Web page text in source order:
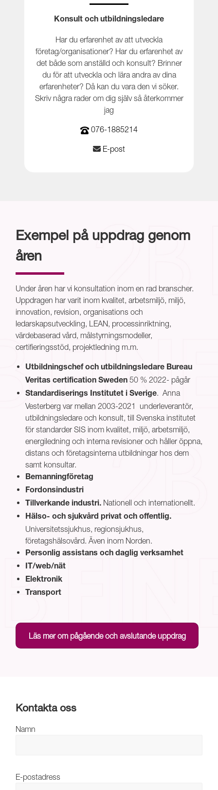
Konsult och utbildningsledare
Har du erfarenhet av att utveckla
företag/organisationer? Har du erfarenhet av
det både som anställd och konsult? Brinner
du för att utveckla och lära andra av dina
erfarenheter? Då kan du vara den vi söker.
Skriv några rader om dig själv så återkommer
jag
076-1885214
E-post
Exempel på uppdrag genom
åren
Under åren har vi konsultation inom en rad branscher.
Uppdragen har varit inom kvalitet, arbetsmiljö, miljö,
innovation, revision, organisations och
ledarskapsutveckling, LEAN, processinriktning,
värdebaserad vård, målstyrningsmodeller,
certifieringsstöd, projektledning m.m.
Utbildningschef och utbildningsledare Bureau
Veritas certification Sweden 50 % 2022- pågår
Standardiserings Institutet i Sverige. Anna
Vesterberg var mellan 2003-2021 underleverantör,
utbildningsledare och konsult, till Svenska institutet
för standarder SIS inom kvalitet, miljö, arbetsmiljö,
energiledning och interna revisioner och håller öppna,
distans och företagsinterna utbildningar hos dem
samt konsultar.
Bemanningföretag
Fordonsindustri
Tillverkande industri. Nationell och internationellt.
Hälso- och sjukvård privat och offentlig.
Universitetssjukhus, regionsjukhus,
företagshälsovård. Även inom Norden.
Personlig assistans och daglig verksamhet
IT/web/nät
Elektronik
Transport
Läs mer om pågående och avslutande uppdrag
Kontakta oss
Namn
E-postadress